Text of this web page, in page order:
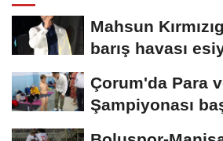
Mahsun
barış havası
Çorum'da Para
Şampiyonası